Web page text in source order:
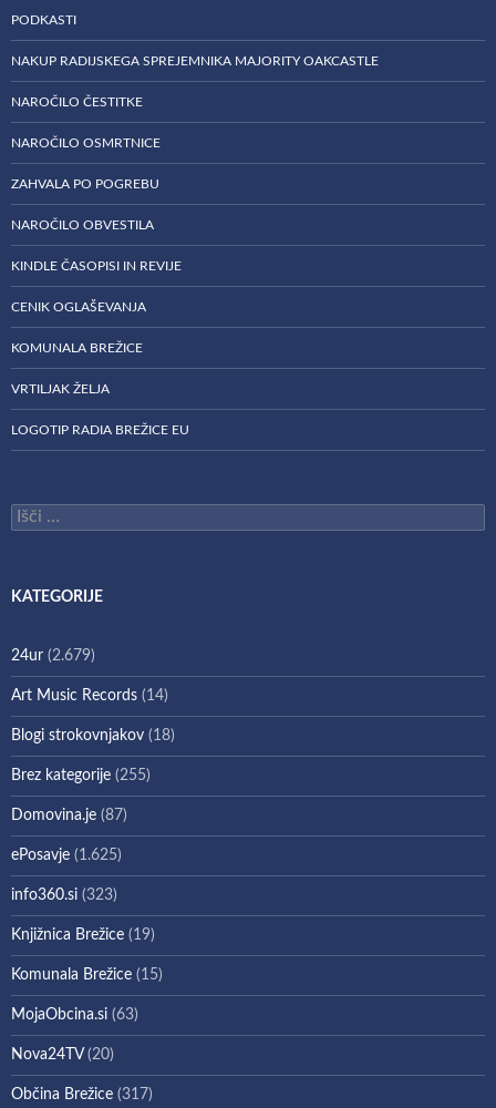
PODKASTI
NAKUP RADIJSKEGA SPREJEMNIKA MAJORITY OAKCASTLE
NAROČILO ČESTITKE
NAROČILO OSMRTNICE
ZAHVALA PO POGREBU
NAROČILO OBVESTILA
KINDLE ČASOPISI IN REVIJE
CENIK OGLAŠEVANJA
KOMUNALA BREŽICE
VRTILJAK ŽELJA
LOGOTIP RADIA BREŽICE EU
Išči:
KATEGORIJE
24ur (2.679)
Art Music Records (14)
Blogi strokovnjakov (18)
Brez kategorije (255)
Domovina.je (87)
ePosavje (1.625)
info360.si (323)
Knjižnica Brežice (19)
Komunala Brežice (15)
MojaObcina.si (63)
Nova24TV(20)
Občina Brežice (317)